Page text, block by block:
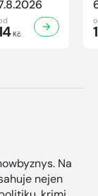
Kč
Na
nejen